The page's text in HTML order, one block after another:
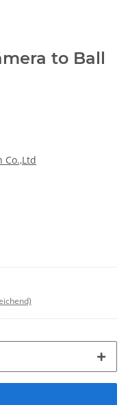
to Ball
Co.,Ltd